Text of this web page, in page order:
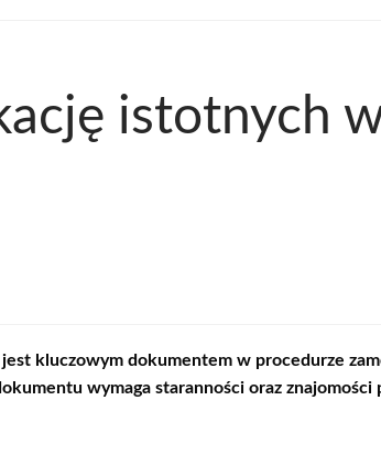
istotnych
jest kluczowym dokumentem w procedurze
wymaga staranności oraz znajomości